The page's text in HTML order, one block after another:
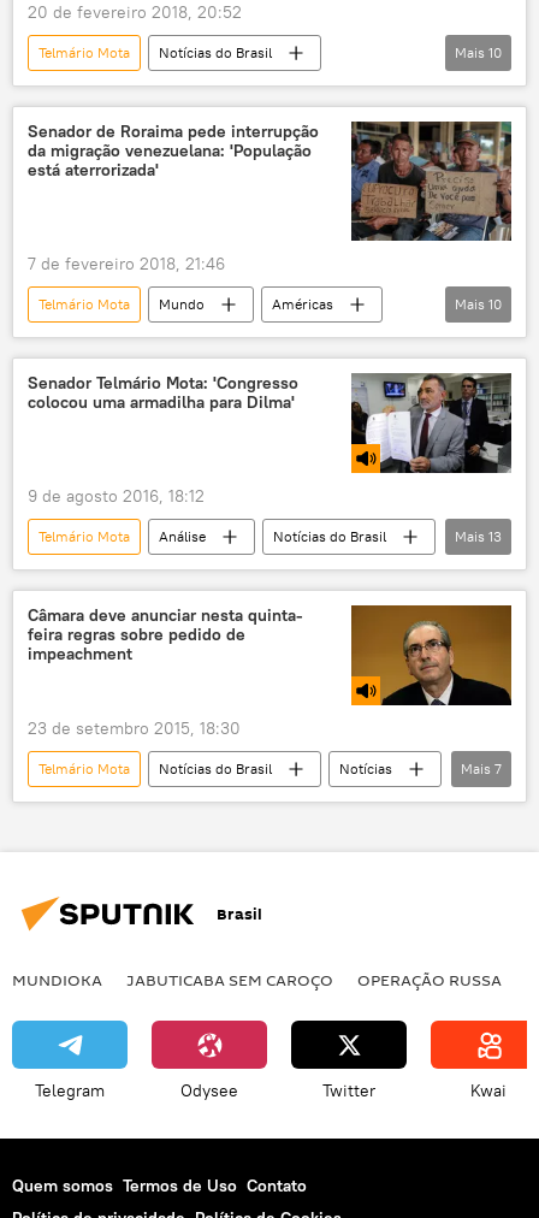
20 de fevereiro 2018, 20:52
Telmário Mota
Notícias do Brasil
Notícias
Roraima
Boa Vista
Michel Temer
Dilma Rousseff
Senado
impeachment
refugiados venezuelanos
Mais 10
Senador de Roraima pede interrupção
da migração venezuelana: 'População
está aterrorizada'
7 de fevereiro 2018, 21:46
Telmário Mota Mundo
Américas
Notícias do Brasil
Notícias
Venezuela
Brasília
Roraima
Boa Vista
ONU
PMDB
Mais 10
Senador Telmário Mota: 'Congresso
colocou uma armadilha para Dilma'
9 de agosto 2016, 18:12
Telmário Mota Análise
Notícias do Brasil
Notícias
Brasília
Roraima
Dilma Rousseff
Antonio Anastasia
Congresso Nacional do Brasil
pedalada fiscal
Mais 13
Câmara deve anunciar nesta quinta-
feira regras sobre pedido de
impeachment
23 de setembro 2015, 18:30
Telmário Mota Notícias do Brasil
Notícias
Dilma Rousseff
Eduardo Cunha
impeachment
Mais 7
Brasil
MUNDIOKA JABUTICABA SEM CAROÇO OPERAÇÃO RUSSA
Telegram Odysee Twitter Kwai
Quem somos Termos de Uso Contato